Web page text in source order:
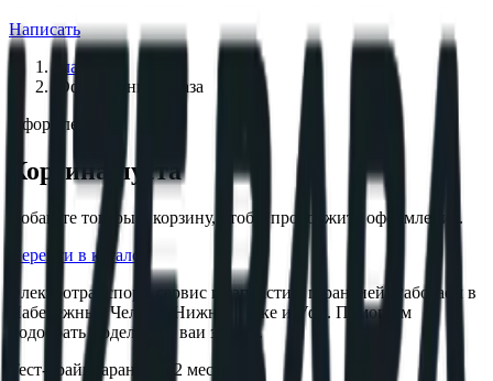
Написать
Главная
Оформление заказа
Оформление
Корзина пуста
Добавьте товары в корзину, чтобы продолжить оформление.
Перейти в каталог
Электротранспорт, сервис и запчасти с гарантией. Работаем в
Набережных Челнах, Нижнекамске и Уфе. Помогаем
подобрать модель под ваи задачи.
Тест-драйв
Гарантия 12 мес